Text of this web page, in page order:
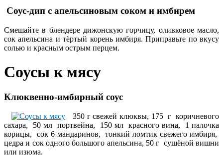
Соус-дип с апельсиновым соком и имбирем
Смешайте в блендере дижонскую горчицу, оливковое масло,
сок апельсина и тёртый корень имбиря. Приправьте по вкусу
солью и красным острым перцем.
Соусы к мясу
Клюквенно-имбирный соус
350 г свежей клюквы, 175 г коричневого
сахара, 50 мл портвейна, 150 мл красного вина, 1 палочка
корицы, сок 6 мандаринов, тонкий ломтик свежего имбиря,
цедра и сок одного большого апельсина, 50 г сушёной вишни
или изюма.